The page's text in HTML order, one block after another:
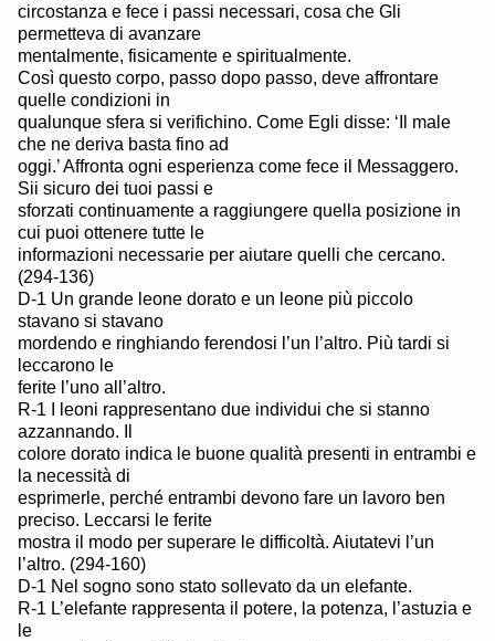
circostanza e fece i passi necessari, cosa che Gli
permetteva di avanzare
mentalmente, fisicamente e spiritualmente.
Così questo corpo, passo dopo passo, deve affrontare
quelle condizioni in
qualunque sfera si verifichino. Come Egli disse: ‘Il male
che ne deriva basta fino ad
oggi.’ Affronta ogni esperienza come fece il Messaggero.
Sii sicuro dei tuoi passi e
sforzati continuamente a raggiungere quella posizione in
cui puoi ottenere tutte le
informazioni necessarie per aiutare quelli che cercano.
(294-136)
D-1 Un grande leone dorato e un leone più piccolo
stavano si stavano
mordendo e ringhiando ferendosi l’un l’altro. Più tardi si
leccarono le
ferite l’uno all’altro.
R-1 I leoni rappresentano due individui che si stanno
azzannando. Il
colore dorato indica le buone qualità presenti in entrambi e
la necessità di
esprimerle, perché entrambi devono fare un lavoro ben
preciso. Leccarsi le ferite
mostra il modo per superare le difficoltà. Aiutatevi l’un
l’altro. (294-160)
D-1 Nel sogno sono stato sollevato da un elefante.
R-1 L’elefante rappresenta il potere, la potenza, l’astuzia e
le